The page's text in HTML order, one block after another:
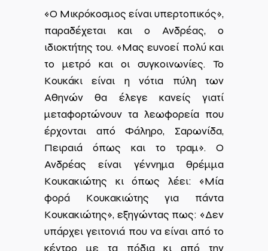
«Ο Μικρόκοσμος είναι υπερτοπικός»,
παραδέχεται και ο Ανδρέας, ο
ιδιοκτήτης του. «Μας ευνοεί πολύ και
το μετρό και οι συγκοινωνίες. Το
Κουκάκι είναι η νότια πύλη των
Αθηνών θα έλεγε κανείς γιατί
μεταφορτώνουν τα λεωφορεία που
έρχονται από Φάληρο, Σαρωνίδα,
Πειραιά όπως και το τραμ». Ο
Ανδρέας είναι γέννημα θρέμμα
Κουκακιώτης κι όπως λέει: «Μία
φορά Κουκακιώτης για πάντα
Κουκακιώτης», εξηγώντας πως: «Δεν
υπάρχει γειτονιά που να είναι από το
κέντρο με τα πόδια κι από την